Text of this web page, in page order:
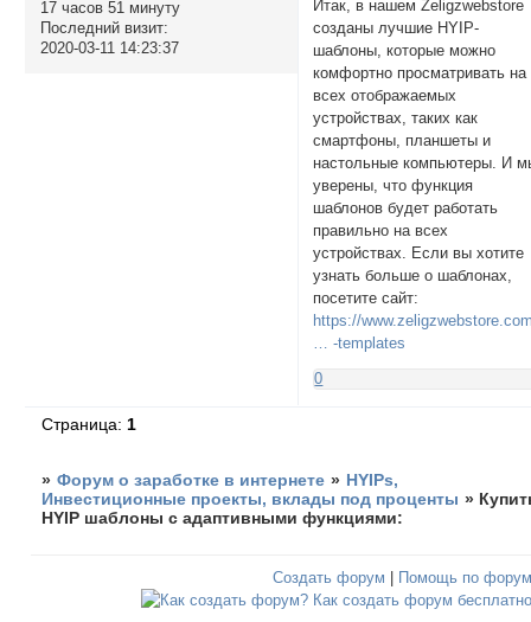
17 часов 51 минуту
Последний визит:
2020-03-11 14:23:37
Итак, в нашем Zeligzwebstore
созданы лучшие HYIP-
шаблоны, которые можно
комфортно просматривать на
всех отображаемых
устройствах, таких как
смартфоны, планшеты и
настольные компьютеры. И
уверены, что функция
шаблонов будет работать
правильно на всех
устройствах. Если вы хотите
узнать больше о шаблонах,
посетите сайт:
https://
… -templates
0
Страница: 1
» Форум о заработке в интернете » HYIPs,
Инвестиционные проекты, вклады под проценты »
HYIP шаблоны с адаптивными функциями:
Создать форум Помощь по